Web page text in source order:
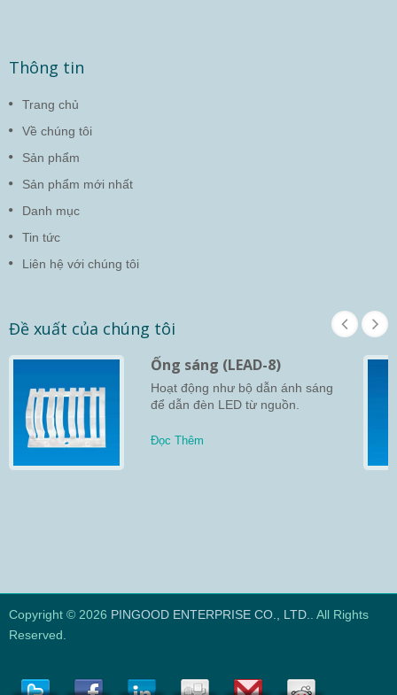
Thông tin
Trang chủ
Về chúng tôi
Sản phẩm
Sản phẩm mới nhất
Danh mục
Tin tức
Liên hệ với chúng tôi
Đề xuất của chúng tôi
Ống sáng (LEAD-8)
Hoạt động như bộ dẫn ánh sáng
để dẫn đèn LED từ nguồn.
Đọc Thêm
Copyright © 2026 PINGOOD ENTERPRISE CO., LTD.. All Rights
Reserved.